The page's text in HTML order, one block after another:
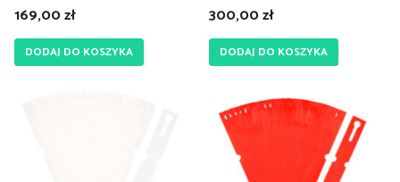
169,00zł
DODAJ DO KOSZYKA
300,00zł
DODAJ DO KOSZYKA